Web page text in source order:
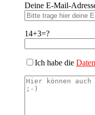
dieses
Feld
leer.
lasse
dieses
leer.
Deine E-Mail-
14+3=?
Ich habe die